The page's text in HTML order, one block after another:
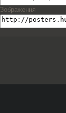
Зображення